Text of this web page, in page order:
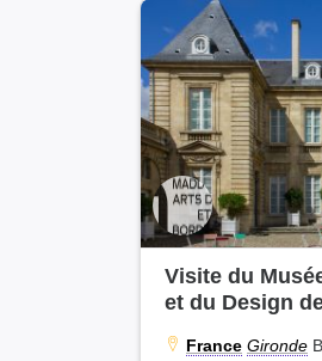
Visite du
et du Design
France Gironde